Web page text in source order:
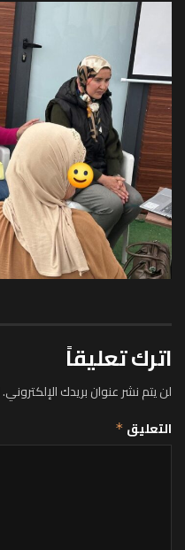
اترك تعليقاً
لن يتم نشر عنوان بريدك الإلكتروني.
التعليق *